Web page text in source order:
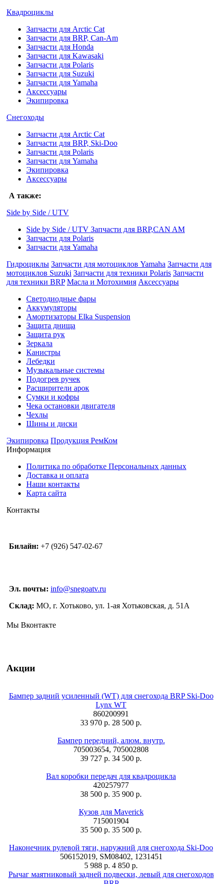
Квадроциклы
Запчасти для Arctic Cat
Запчасти для BRP, Can-Am
Запчасти для Honda
Запчасти для Kawasaki
Запчасти для Polaris
Запчасти для Suzuki
Запчасти для Yamaha
Аксессуары
Экипировка
Снегоходы
Запчасти для Arctic Cat
Запчасти для BRP, Ski-Doo
Запчасти для Polaris
Запчасти для Yamaha
Экипировка
Аксессуары
А также:
Side by Side / UTV
Side by Side / UTV Запчасти для BRP,CAN AM
Запчасти для Polaris
Запчасти для Yamaha
Гидроциклы Запчасти для мотоциклов Yamaha Запчасти для
мотоциклов Suzuki Запчасти для техники Polaris Запчасти
для техники BRP Масла и Мотохимия Аксессуары
Cветодиодные фары
Аккумуляторы
Амортизаторы Elka Suspension
Защита днища
Защита рук
Зеркала
Канистры
Лебедки
Музыкальные системы
Подогрев ручек
Расширители арок
Сумки и кофры
Чека остановки двигателя
Чехлы
Шины и диски
Экипировка Продукция РемКом
Информация
Политика по обработке Персональных данных
Доставка и оплата
Наши контакты
Карта сайта
Контакты
Билайн: +7 (926) 547-02-67
Эл. почты: info@snegoatv.ru
Склад: МО, г. Хотьково, ул. 1-ая Хотьковская, д. 51А
Мы Вконтакте
Акции
Бампер задний усиленный (WT) для снегохода BRP Ski-Doo
Lynx WT
860200991
33 970 р. 28 500 р.
Бампер передний, алюм. внутр.
705003654, 705002808
39 727 р. 34 500 р.
Вал коробки передач для квадроцикла
420257977
38 500 р. 35 900 р.
Кузов для Maverick
715001904
35 500 р. 35 500 р.
Наконечник рулевой тяги, наружний для снегохода Ski-Doo
506152019, SM08402, 1231451
5 988 р. 4 850 р.
Рычаг маятниковый задней подвески, левый для снегоходов